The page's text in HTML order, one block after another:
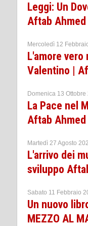
Leggi: Un
Aftab Ahmed
Mercoledì 12
L'amore vero
Valentino |
Domenica 13 Ottobre
La Pace nel
Aftab Ahmed
Martedì 27 Agosto
L'arrivo dei
sviluppo
Sabato 11 Febbraio
Un nuovo
MEZZO AL